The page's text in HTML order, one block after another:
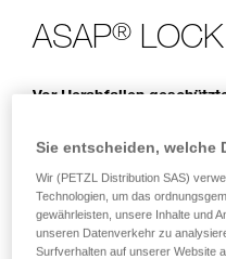
ASAP® LOCK
Vor Herabfallen
Systems zum Schutz vor
Ihrem Arbeitsalltag als
zugänglichen Bereichen.
der Fortbewegung am Seil
Sie entscheiden, welche
Wir (PETZL Distribution SAS)
Technologien, um das
gewährleisten, unsere Inhalte und
unseren Datenverkehr zu
Surfverhalten auf unserer Website